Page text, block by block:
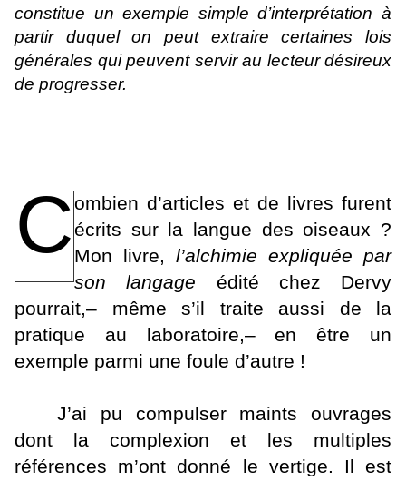
constitue un exemple simple d’interprétation à
partir duquel on peut extraire certaines lois
générales qui peuvent servir au lecteur désireux
de progresser.
Combien d’articles et de livres furent
écrits sur la langue des oiseaux ?
Mon livre, l’alchimie expliquée par
son langage édité chez Dervy
pourrait,– même s’il traite aussi de la
pratique au laboratoire,– en être un
exemple parmi une foule d’autre !
J’ai pu compulser maints ouvrages
dont la complexion et les multiples
références m’ont donné le vertige. Il est